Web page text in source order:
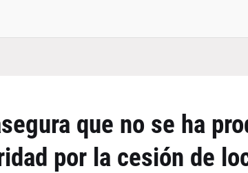
que no se ha
por la cesión de